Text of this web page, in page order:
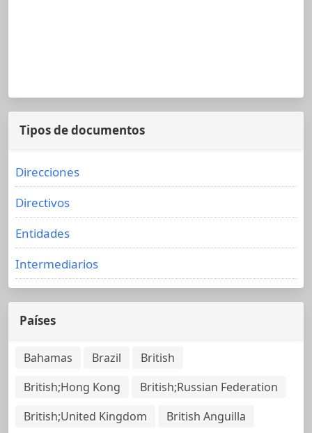
Tipos de documentos
Direcciones
Directivos
Entidades
Intermediarios
Países
Bahamas Brazil
British
British;Hong Kong
British;Russian Federation
British;United Kingdom
British Anguilla